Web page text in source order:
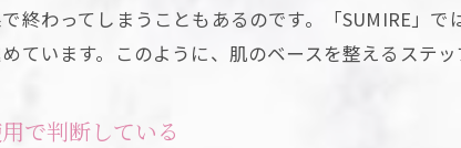
終わってしまうこともあるのです。「SUMIRE」
ています。このように、肌のベースを整えるステ
で判断している